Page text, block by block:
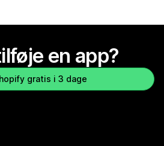
en app?
gratis i 3 dage